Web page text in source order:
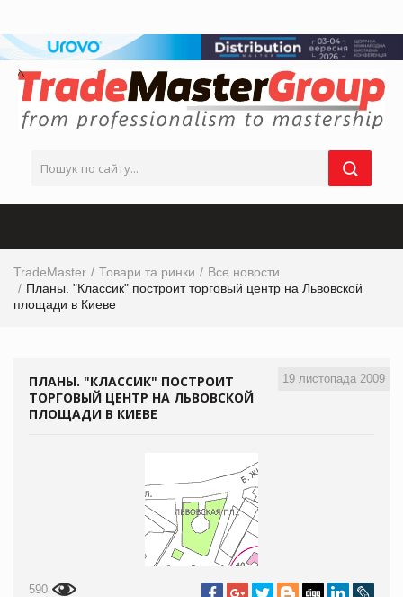
TradeMaster Товари та ринки
Все новости
Планы. "Классик" построит торговый центр на Львовской
площади в Киеве
19 листопада 2009
ПЛАНЫ. "КЛАССИК" ПОСТРОИТ
ТОРГОВЫЙ ЦЕНТР НА ЛЬВОВСКОЙ
ПЛОЩАДИ В КИЕВЕ
590